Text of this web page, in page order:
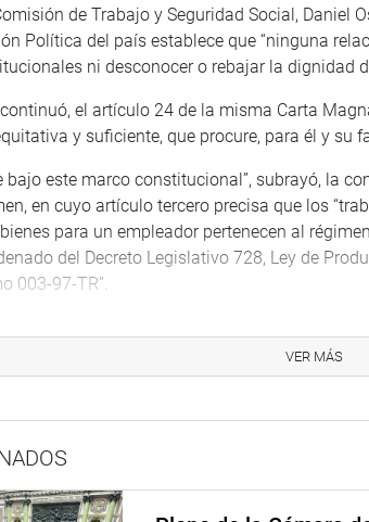
de Trabajo y Seguridad Social, Daniel
Política del país establece que “ninguna
ni desconocer o rebajar la dignidad
el artículo 24 de la misma Carta
y suficiente, que procure, para él y su
bajo este marco constitucional”, subrayó, la
en cuyo artículo tercero precisa que los
para un empleador pertenecen al
del Decreto Legislativo 728, Ley de
003-97-TR”.
siguientes condiciones mínimas: un seguro
80 % o más del costo económico que paga
dispuesto, expresó, que los empleadores
que recurren a servicios de reparto y
VER MÁS